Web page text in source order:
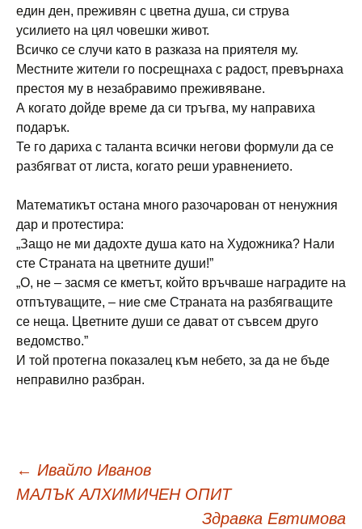
един ден, преживян с цветна душа, си струва
усилието на цял човешки живот.
Всичко се случи като в разказа на приятеля му.
Местните жители го посрещнаха с радост, превърнаха
престоя му в незабравимо преживяване.
А когато дойде време да си тръгва, му направиха
подарък.
Те го дариха с таланта всички негови формули да се
разбягват от листа, когато реши уравнението.
Математикът остана много разочарован от ненужния
дар и протестира:
„Защо не ми дадохте душа като на Художника? Нали
сте Страната на цветните души!”
„О, не – засмя се кметът, който връчваше наградите на
отпътуващите, – ние сме Страната на разбягващите
се неща. Цветните души се дават от съвсем друго
ведомство.”
И той протегна показалец към небето, за да не бъде
неправилно разбран.
Навигация
← Ивайло Иванов
МАЛЪК АЛХИМИЧЕН ОПИТ
Здравка Евтимова